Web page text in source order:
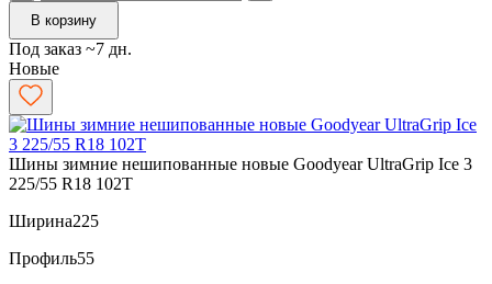
В корзину
Под заказ ~7 дн.
Новые
Шины зимние нешипованные новые Goodyear UltraGrip Ice 3
225/55 R18 102T
Ширина225
Профиль55